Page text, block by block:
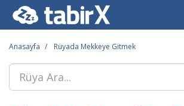
Anasayfa Rüyada Mekkeye Gitmek